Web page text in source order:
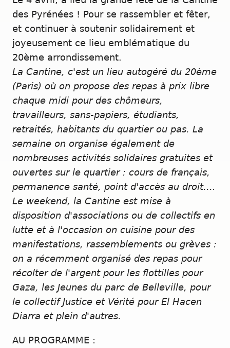
des Pyrénées ! Pour se rassembler et fêter,
et continuer à soutenir solidairement et
joyeusement ce lieu emblématique du
20ème arrondissement.
La Cantine, c'est un lieu autogéré du 20ème
(Paris) où on propose des repas à prix libre
chaque midi pour des chômeurs,
travailleurs, sans-papiers, étudiants,
retraités, habitants du quartier ou pas. La
semaine on organise également de
nombreuses activités solidaires gratuites et
ouvertes sur le quartier : cours de français,
permanence santé, point d'accès au droit….
Le weekend, la Cantine est mise à
disposition d'associations ou de collectifs en
lutte et à l'occasion on cuisine pour des
manifestations, rassemblements ou grèves :
on a récemment organisé des repas pour
récolter de l'argent pour les flottilles pour
Gaza, les Jeunes du parc de Belleville, pour
le collectif Justice et Vérité pour El Hacen
Diarra et plein d'autres.
AU PROGRAMME :